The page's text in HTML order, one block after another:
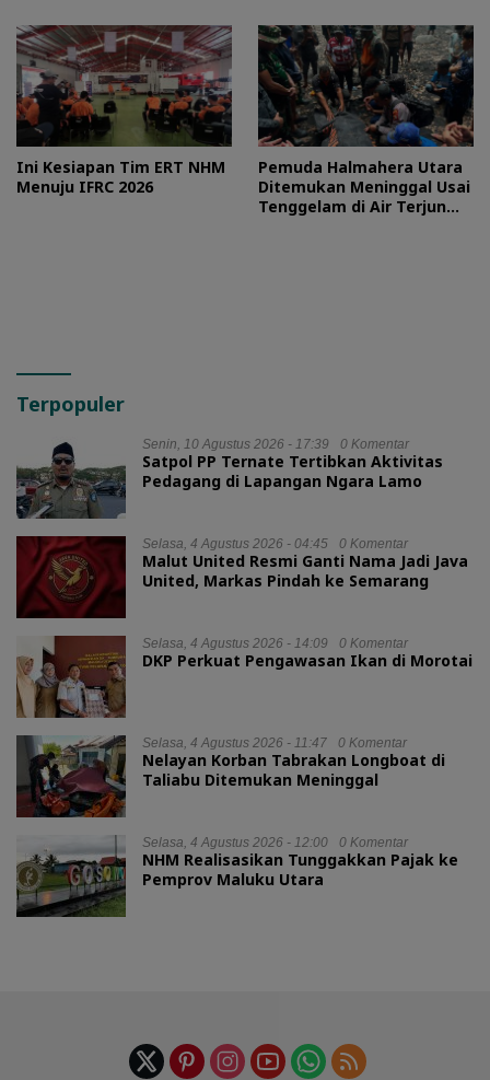
Ini Kesiapan Tim ERT NHM
Menuju IFRC 2026
Pemuda Halmahera Utara
Ditemukan Meninggal Usai
Tenggelam di Air Terjun
Terpopuler
Senin, 10 Agustus 2026 - 17:39 0 Komentar
Satpol PP Ternate Tertibkan Aktivitas
Pedagang di Lapangan Ngara Lamo
Selasa, 4 Agustus 2026 - 04:45 0 Komentar
Malut United Resmi Ganti Nama Jadi Java
United, Markas Pindah ke Semarang
Selasa, 4 Agustus 2026 - 14:09 0 Komentar
DKP Perkuat Pengawasan Ikan di Morotai
Selasa, 4 Agustus 2026 - 11:47 0 Komentar
Nelayan Korban Tabrakan Longboat di
Taliabu Ditemukan Meninggal
Selasa, 4 Agustus 2026 - 12:00 0 Komentar
NHM Realisasikan Tunggakkan Pajak ke
Pemprov Maluku Utara